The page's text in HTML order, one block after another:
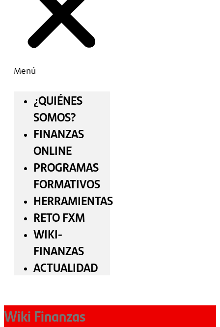
Menú
¿QUIÉNES
SOMOS?
FINANZAS
ONLINE
PROGRAMAS
FORMATIVOS
HERRAMIENTAS
RETO FXM
WIKI-
FINANZAS
ACTUALIDAD
Wiki Finanzas